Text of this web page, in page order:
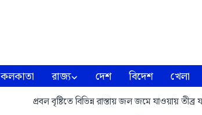
কলকাতা রাজ্য দেশ বিদেশ খেলা
প্রবল বৃষ্টিতে বিভিন্ন রাস্তায় জল জমে যাওয়ায় তীব্র